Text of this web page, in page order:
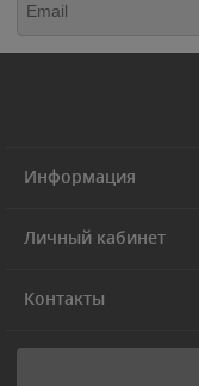
Информация
Личный кабинет
Контакты